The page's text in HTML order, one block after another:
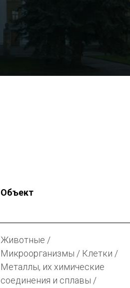
Объект
Животные /
Микроорганизмы / Клетки /
Металлы, их химические
соединения и сплавы /